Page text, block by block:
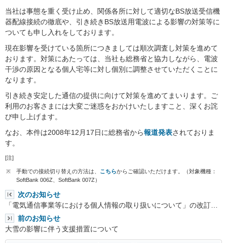
当社は事態を重く受け止め、関係各所に対して適切なBS放送受信機
器配線接続の徹底や、引き続きBS放送用電波による影響の対策等に
ついても申し入れをしております。
現在影響を受けている箇所につきましては順次調査し対策を進めて
おります。対策にあたっては、当社も総務省と協力しながら、電波
干渉の原因となる個人宅等に対し個別に調整させていただくことに
なります。
引き続き安定した通信の提供に向けて対策を進めてまいります。ご
利用のお客さまには大変ご迷惑をおかけいたしますこと、深くお詫
び申し上げます。
なお、本件は2008年12月17日に総務省から報道発表されておりま
す。
[注]
※ 手動での接続切り替えの方法は、 こちらからご確認いただけます。（対象機種：
SoftBank 006Z、SoftBank 007Z）
次のお知らせ
「電気通信事業等における個人情報の取り扱いについて」の改訂…
前のお知らせ
大雪の影響に伴う支援措置について